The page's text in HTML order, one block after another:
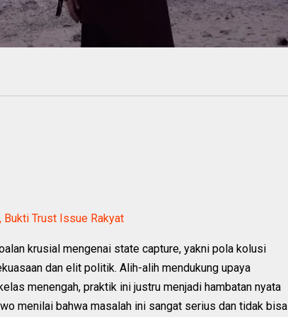
Trust Issue Rakyat
krusial mengenai state capture, yakni pola kolusi
dan elit politik. Alih-alih mendukung upaya
menengah, praktik ini justru menjadi hambatan nyata
menilai bahwa masalah ini sangat serius dan tidak bisa